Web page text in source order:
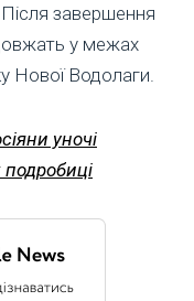
завершення
у межах
Нової Водолаги.
уночі
подробиці